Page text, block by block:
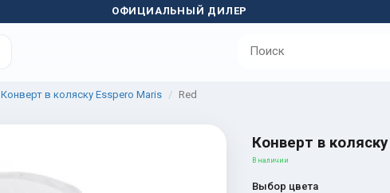
ОФИЦИАЛЬНЫЙ ДИЛЕР
Конверт в коляску Esspero Maris Red
Конверт в
В наличии
Выбор цвета